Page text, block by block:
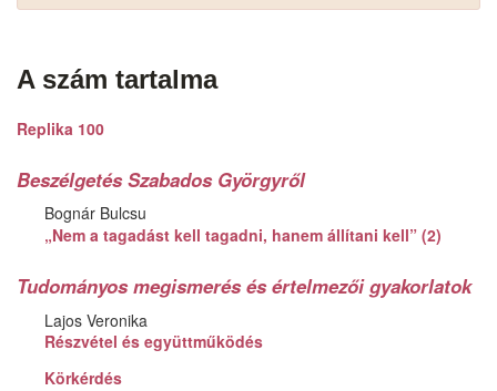
A szám tartalma
Replika 100
Beszélgetés Szabados Györgyről
Bognár Bulcsu
„Nem a tagadást kell tagadni, hanem állítani kell” (2)
Tudományos megismerés és értelmezői gyakorlatok
Lajos Veronika
Részvétel és együttműködés
Körkérdés